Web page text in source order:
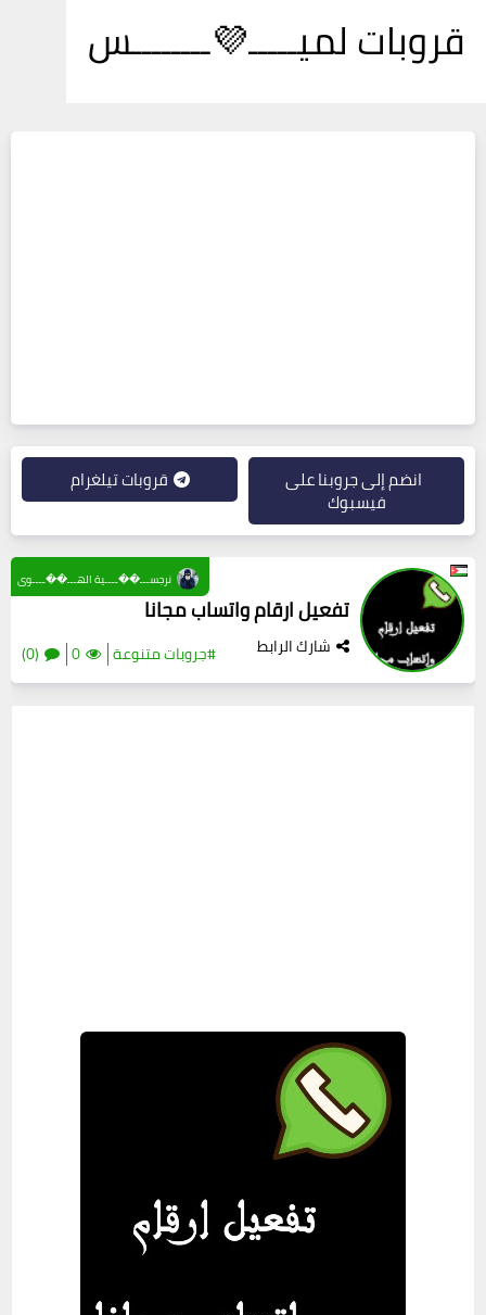
قروبات لميـــــ💜ــــــــس
انضم إلى جروبنا على
فيسبوك
قروبات تيلغرام
تفعيل ارقام واتساب مجانا
شارك الرابط #جروبات متنوعة 0
(0)
نرجســـ��ــــية الهـــ��ــــوى